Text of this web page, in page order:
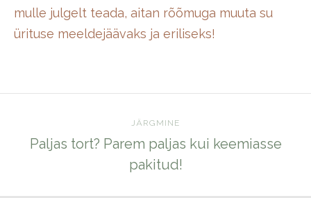
mulle julgelt teada, aitan rõõmuga muuta su
ürituse meeldejäävaks ja eriliseks!
JÄRGMINE
Paljas tort? Parem paljas kui keemiasse
pakitud!